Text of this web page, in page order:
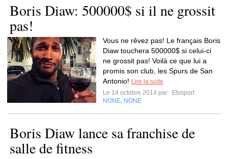
Boris Diaw: 500000$ si il ne grossit
pas!
Vous ne rêvez pas! Le français Boris
Diaw touchera 500000$ si celui-ci
ne grossit pas! Voilà ce que lui a
promis son club, les Spurs de San
Antonio! Lire la suite
Le 14 octobre 2014 par
Etvsport
NONE NONE
Boris Diaw lance sa franchise de
salle de fitness